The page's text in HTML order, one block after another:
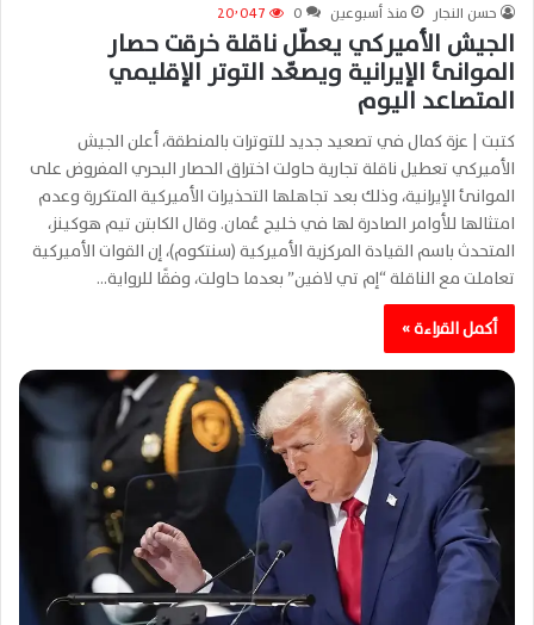
حسن النجار منذ أسبوعين 0 20٬047
الجيش الأميركي يعطّل ناقلة خرقت حصار
الموانئ الإيرانية ويصعّد التوتر الإقليمي
المتصاعد اليوم
كتبت | عزة كمال في تصعيد جديد للتوترات بالمنطقة، أعلن الجيش
الأميركي تعطيل ناقلة تجارية حاولت اختراق الحصار البحري المفروض على
الموانئ الإيرانية، وذلك بعد تجاهلها التحذيرات الأميركية المتكررة وعدم
امتثالها للأوامر الصادرة لها في خليج عُمان. وقال الكابتن تيم هوكينز،
المتحدث باسم القيادة المركزية الأميركية (سنتكوم)، إن القوات الأميركية
تعاملت مع الناقلة “إم تي لافين” بعدما حاولت، وفقًا للرواية…
أكمل القراءة »